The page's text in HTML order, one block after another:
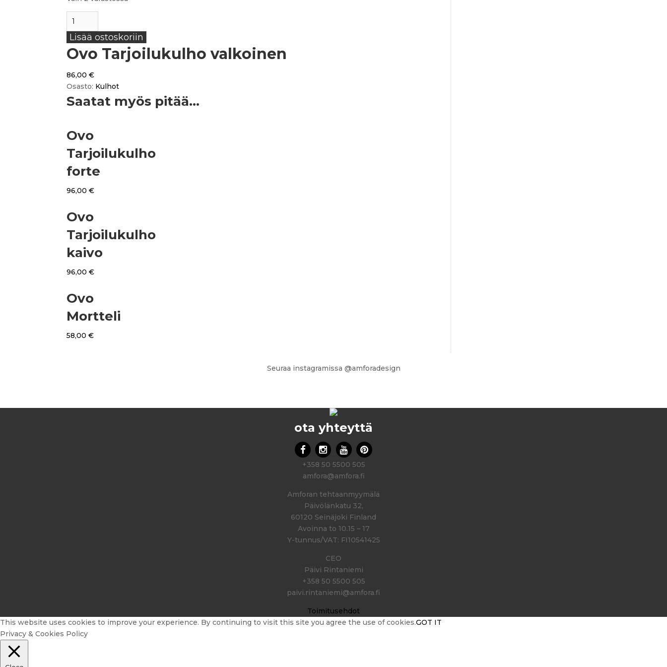
Ovo
valkoinen
määrä
Lisää ostoskoriin
Ovo Tarjoilukulho valkoinen
86,00€
Osasto: Kulhot
Saatat myös pitää...
Ovo
Tarjoilukulho
forte
96,00€
Ovo
Tarjoilukulho
kaivo
96,00€
Ovo
Mortteli
58,00€
Seuraa instagramissa @amforadesign
ota yhteyttä
+358 50 5500 505
amfora@amfora.fi
Amforan tehtaanmyymälä
Päivölänkatu 32,
60120 Seinäjoki Finland
Avoinna to 10.15 – 17
Y-tunnus/VAT: FI10541425
CEO
Päivi Rintaniemi
+358 50 5500 505
paivi.rintaniemi@amfora.fi
Toimitusehdot
This website uses cookies to improve your experience. By continuing to visit this site you agree the use of cookies.GOT IT
Privacy & Cookies Policy